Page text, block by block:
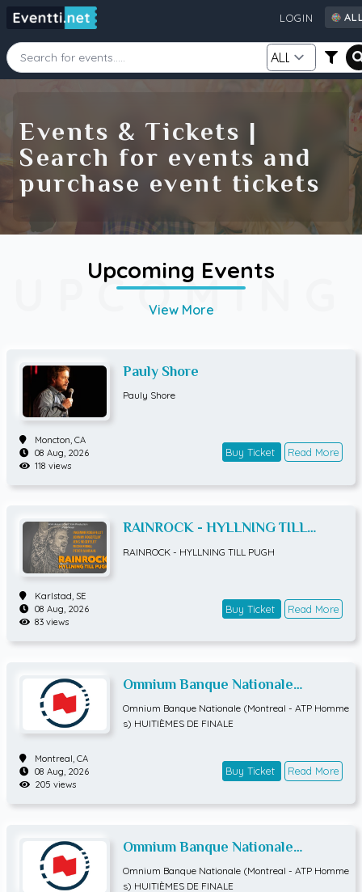
Source
LOGIN
AU
DE
FI
GB
IE
Events & Tickets |
Search for events and
purchase event tickets
UPCOMING
Upcoming Events
View More
Pauly Shore
Pauly Shore
Moncton, CA
08 Aug, 2026
118 views
Buy Ticket Read More
RAINROCK - HYLLNING TILL
PUGH
RAINROCK - HYLLNING TILL PUGH
Karlstad, SE
08 Aug, 2026
83 views
Buy Ticket Read More
Omnium Banque Nationale
(Montreal - ATP Hommes)
HUITIÈMES DE FINALE
Omnium Banque Nationale (Montreal - ATP Homme
s) HUITIÈMES DE FINALE
Montreal, CA
08 Aug, 2026
205 views
Buy Ticket Read More
Omnium Banque Nationale
(Montreal - ATP Hommes)
HUITIÈMES DE FINALE
Omnium Banque Nationale (Montreal - ATP Homme
s) HUITIÈMES DE FINALE